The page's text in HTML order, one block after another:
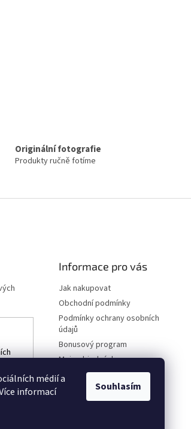
médií a
informací
Souhlasím
Originální fotografie
Produkty ručně fotíme
Informace pro vás
Jak nakupovat
Obchodní podmínky
Podmínky ochrany osobních
údajů
Bonusový program
Moje objednávka